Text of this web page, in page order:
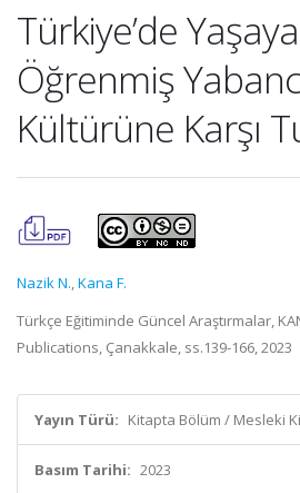
Türkiye’de
Öğrenmiş
Kültürüne Karşı
Nazik N.,Kana F.
Türkçe Eğitiminde Güncel Araştırmalar,
Publications, Çanakkale, ss.139-166, 2023
Yayın Türü: Kitapta Bölüm / Mesleki
Basım Tarihi: 2023